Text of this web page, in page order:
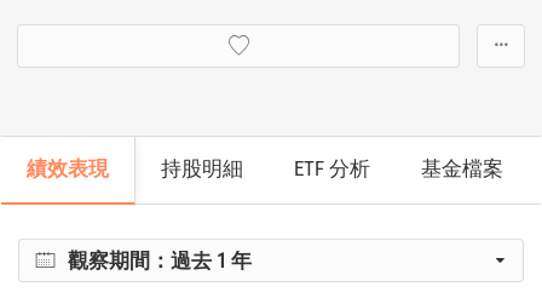
···
績效表現 持股明細 ETF 分析 基金檔案
觀察期間：過去 1 年